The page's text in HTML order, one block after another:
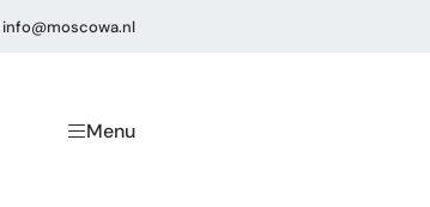
info@moscowa.nl
Menu